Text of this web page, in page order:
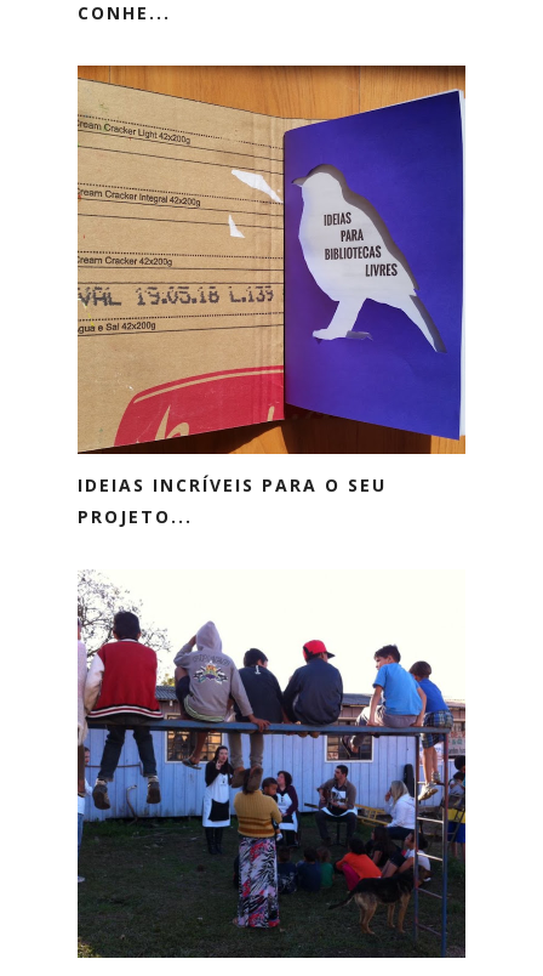
CONHE...
IDEIAS INCRÍVEIS PARA O SEU
PROJETO...